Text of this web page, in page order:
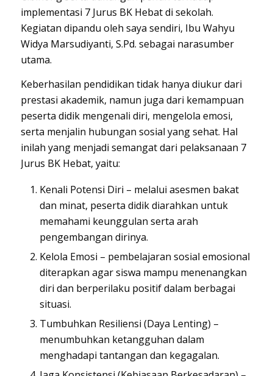
implementasi 7 Jurus BK Hebat di sekolah.
Kegiatan dipandu oleh saya sendiri, Ibu Wahyu
Widya Marsudiyanti, S.Pd. sebagai narasumber
utama.
Keberhasilan pendidikan tidak hanya diukur dari
prestasi akademik, namun juga dari kemampuan
peserta didik mengenali diri, mengelola emosi,
serta menjalin hubungan sosial yang sehat. Hal
inilah yang menjadi semangat dari pelaksanaan 7
Jurus BK Hebat, yaitu:
Kenali Potensi Diri – melalui asesmen bakat
dan minat, peserta didik diarahkan untuk
memahami keunggulan serta arah
pengembangan dirinya.
Kelola Emosi – pembelajaran sosial emosional
diterapkan agar siswa mampu menenangkan
diri dan berperilaku positif dalam berbagai
situasi.
Tumbuhkan Resiliensi (Daya Lenting) –
menumbuhkan ketangguhan dalam
menghadapi tantangan dan kegagalan.